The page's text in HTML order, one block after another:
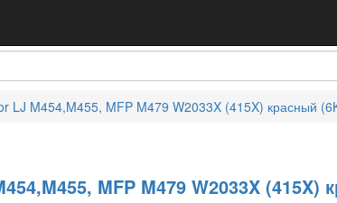
LJ M454,M455, MFP M479 W2033X (415X) красный
MFP M479 W2033X (415X)